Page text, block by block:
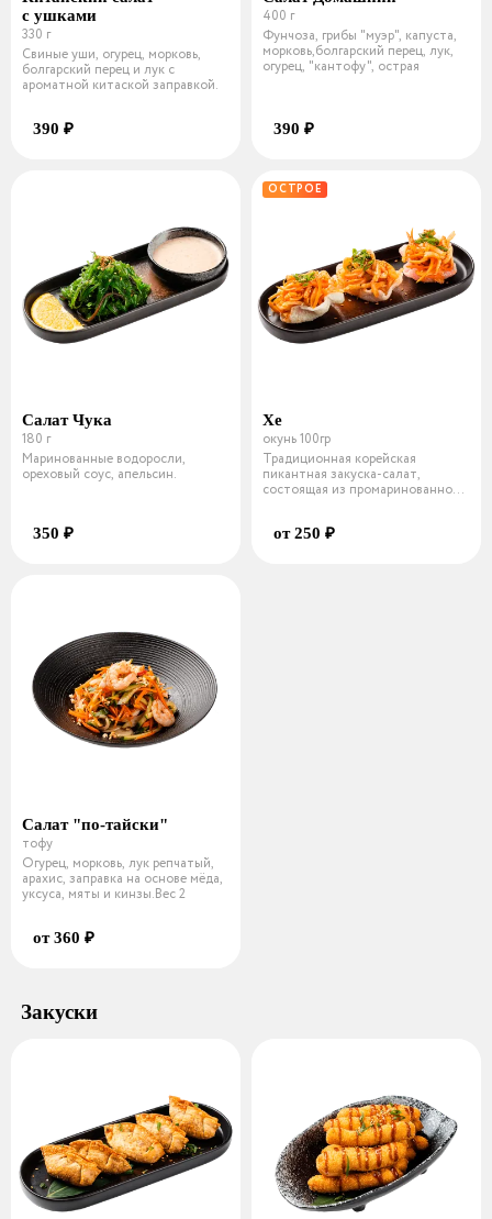
с ушками
330 г
Свиные уши, огурец, морковь,
болгарский перец и лук с
ароматной китаской заправкой.
390 ₽
400 г
Фунчоза, грибы "муэр", капуста,
морковь,болгарский перец, лук,
огурец, "кантофу", острая
390 ₽
Салат Чука
180 г
Маринованные водоросли,
ореховый соус, апельсин.
350 ₽
ОСТРОЕ
Хе
окунь 100гр
Традиционная корейская
пикантная закуска-салат,
состоящая из промаринованной
от 250 ₽
Салат "по-тайски"
тофу
Огурец, морковь, лук репчатый,
арахис, заправка на основе мёда,
уксуса, мяты и кинзы.Вес 2
от 360 ₽
Закуски